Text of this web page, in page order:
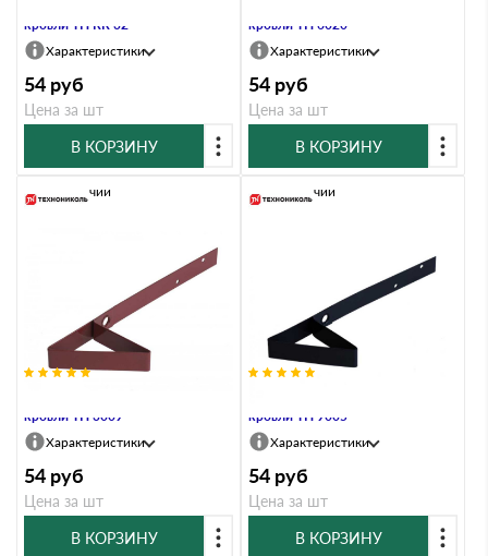
кровли ТН RR 32
Характеристики
54 руб
Цена за шт
В КОРЗИНУ
кровли ТН 6020
Характеристики
54 руб
Цена за шт
В КОРЗИНУ
кровли ТН 3009
В наличии
Характеристики
54 руб
Цена за шт
В КОРЗИНУ
кровли ТН 9005
В наличии
Характеристики
54 руб
Цена за шт
В КОРЗИНУ